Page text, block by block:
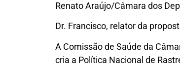
Renato Araújo/Câmara dos
Dr. Francisco, relator da
A Comissão de Saúde da
cria a Política Nacional de